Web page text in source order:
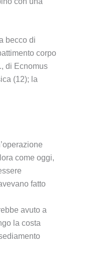
becco di
corpo
di Ecnomus
(12); la
come oggi,
fatto
avuto a
la costa